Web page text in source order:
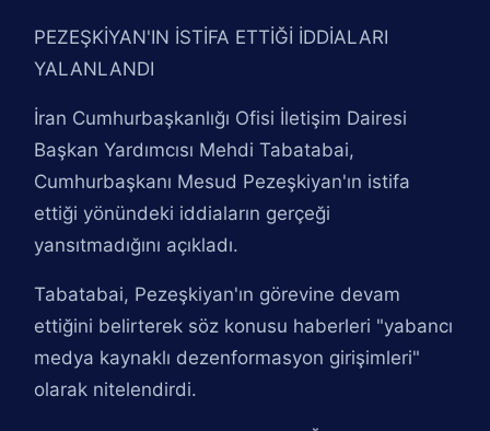
PEZEŞKİYAN'IN İSTİFA ETTİĞİ İDDİALARI
YALANLANDI
İran Cumhurbaşkanlığı Ofisi İletişim Dairesi
Başkan Yardımcısı Mehdi Tabatabai,
Cumhurbaşkanı Mesud Pezeşkiyan'ın istifa
ettiği yönündeki iddiaların gerçeği
yansıtmadığını açıkladı.
Tabatabai, Pezeşkiyan'ın görevine devam
ettiğini belirterek söz konusu haberleri "yabancı
medya kaynaklı dezenformasyon girişimleri"
olarak nitelendirdi.